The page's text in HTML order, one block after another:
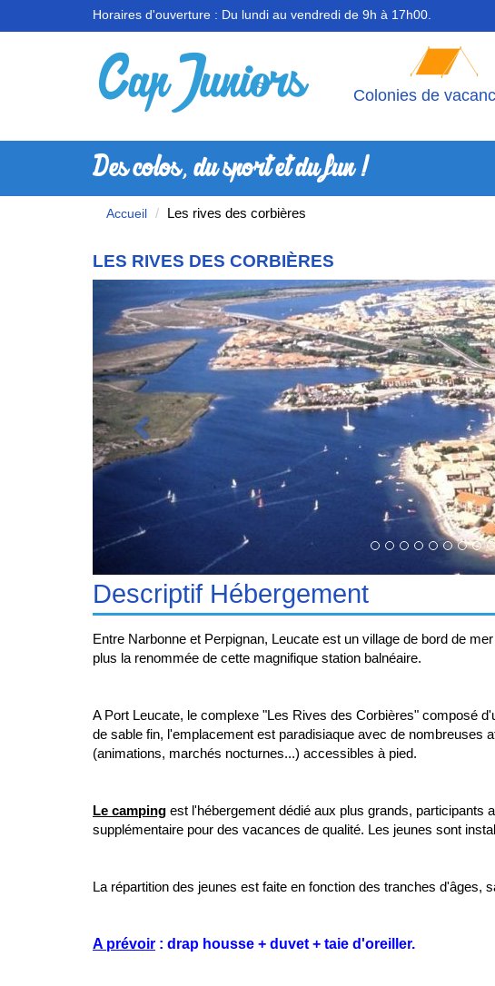
Horaires d'ouverture : Du lundi au vendredi de 9h à 17h00.
Colonies de
Des colos, du sport et du fun !
Accueil Les rives des corbières
LES RIVES DES CORBIÈRES
Descriptif Hébergement
Entre Narbonne et Perpignan, Leucate est un village de bord de
plus la renommée de cette magnifique station balnéaire.
A Port Leucate, le complexe "Les Rives des Corbières" composé
de sable fin, l'emplacement est paradisiaque avec de nombreuses
(animations, marchés nocturnes...) accessibles à pied.
Le camping est l'hébergement dédié aux plus grands, participants
supplémentaire pour des vacances de qualité. Les jeunes sont
La répartition des jeunes est faite en fonction des tranches
A prévoir : drap housse + duvet + taie d'oreiller.